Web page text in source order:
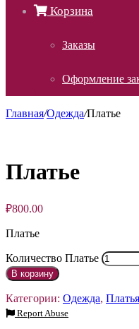
Корзина
Заказы
Оформление
Главная/Одежда/Платье
Платье
₽800.00
Платье
Количество Платье
В корзину
Категории: Одежда,
Report Abuse